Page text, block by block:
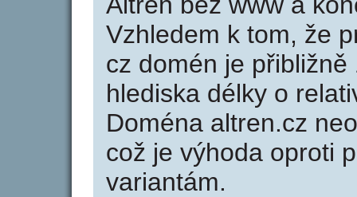
Vzhledem k tom, že
cz domén je
hlediska délky o
Doména altren.cz
což je výhoda oproti
variantám.